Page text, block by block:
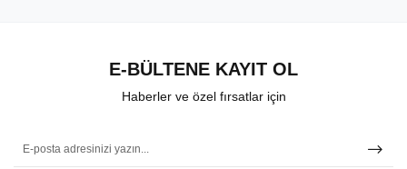
E-BÜLTENE KAYIT OL
Haberler ve özel fırsatlar için